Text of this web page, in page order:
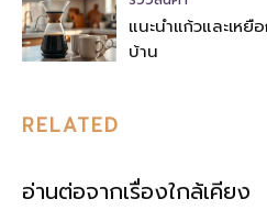
แนะนำแก้วและเห
บ้าน
RELATED
อ่านต่อจากเรื่องใกล้เคียง